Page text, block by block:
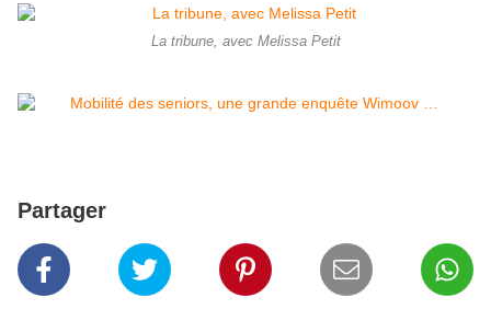
La tribune, avec Melissa Petit
Partager